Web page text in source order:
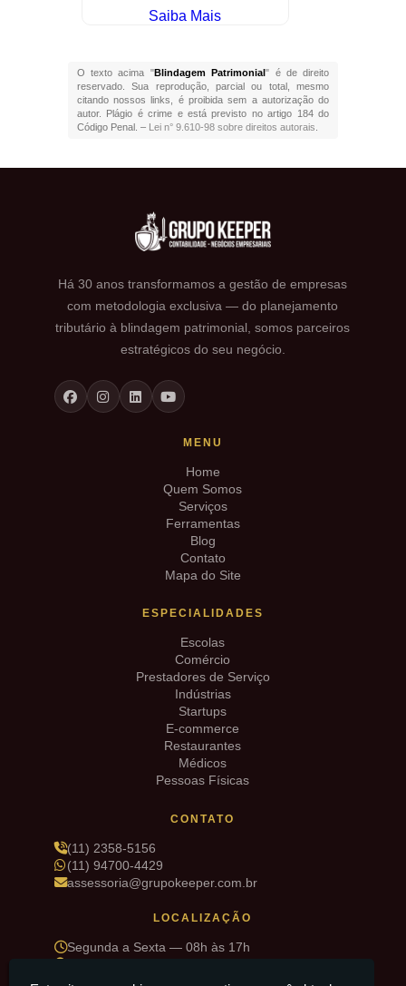
Saiba Mais
O texto acima "Blindagem Patrimonial" é de direito
reservado. Sua reprodução, parcial ou total, mesmo
citando nossos links, é proibida sem a autorização do
autor. Plágio é crime e está previsto no artigo 184 do
Código Penal. – Lei n° 9.610-98 sobre direitos autorais.
Há 30 anos transformamos a gestão de empresas
com metodologia exclusiva — do planejamento
tributário à blindagem patrimonial, somos parceiros
estratégicos do seu negócio.
MENU
Home
Quem Somos
Serviços
Ferramentas
Blog
Contato
Mapa do Site
ESPECIALIDADES
Escolas
Comércio
Prestadores de Serviço
Indústrias
Startups
E-commerce
Restaurantes
Médicos
Pessoas Físicas
CONTATO
(11) 2358-5156
(11) 94700-4429
assessoria@grupokeeper.com.br
LOCALIZAÇÃO
Segunda a Sexta — 08h às 17h
Guarulhos/SP